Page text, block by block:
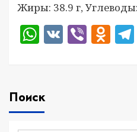
Жиры: 38.9 г,
WhatsApp
VKViber
Поиск